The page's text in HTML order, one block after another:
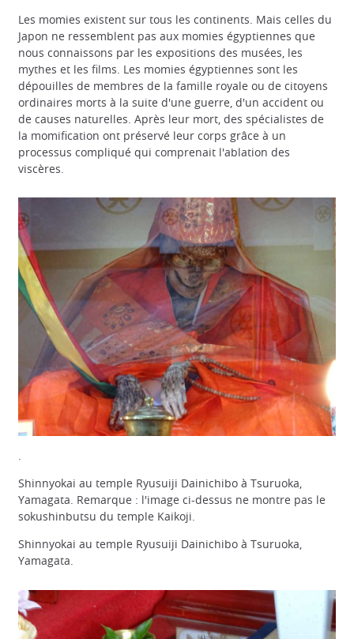
Les momies existent sur tous les continents. Mais celles du
Japon ne ressemblent pas aux momies égyptiennes que
nous connaissons par les expositions des musées, les
mythes et les films. Les momies égyptiennes sont les
dépouilles de membres de la famille royale ou de citoyens
ordinaires morts à la suite d'une guerre, d'un accident ou
de causes naturelles. Après leur mort, des spécialistes de
la momification ont préservé leur corps grâce à un
processus compliqué qui comprenait l'ablation des
viscères.
.
Shinnyokai au temple Ryusuiji Dainichibo à Tsuruoka,
Yamagata. Remarque : l'image ci-dessus ne montre pas le
sokushinbutsu du temple Kaikoji.
Shinnyokai au temple Ryusuiji Dainichibo à Tsuruoka,
Yamagata.